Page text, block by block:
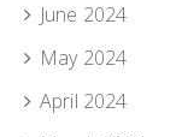
June 2024
May 2024
April 2024